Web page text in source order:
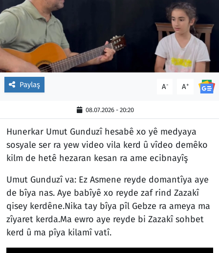
Paylaş A- A+
08.07.2026 - 20:20
Hunerkar Umut Gunduzî hesabê xo yê medyaya
sosyale ser ra yew video vila kerd û vîdeo demêko
kilm de hetê hezaran kesan ra ame ecibnayîş
Umut Gunduzî va: Ez Asmene reyde domantîya aye
de bîya nas. Aye babîyê xo reyde zaf rind Zazakî
qisey kerdêne.Nika tay bîya pîl Gebze ra ameya ma
zîyaret kerda.Ma ewro aye reyde bi Zazakî sohbet
kerd û ma pîya kilamî vatî.